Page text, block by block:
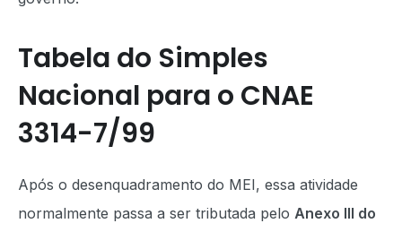
Tabela do Simples
Nacional para o CNAE
3314-7/99
Após o desenquadramento do MEI, essa atividade
normalmente passa a ser tributada pelo Anexo III do